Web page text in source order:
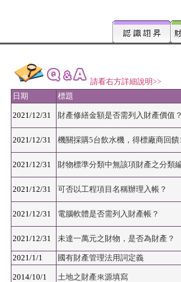
請看右方詳細說明>>
日期
標題
2021/12/31 財產修繕金額是否需列入財產價值？
2021/12/31 機關採購5台飲水機，得標廠商回
2021/12/31 財物標準分類中無該項財產之分類
2021/12/31 可否以工程項目名稱辦理入帳？
2021/12/31 電腦軟體是否需列入財產帳？
2021/12/31 未達一萬元之財物，是否為財產？
2021/1/1 國有財產管理法用詞定義
2014/10/1 土地之財產來源填寫